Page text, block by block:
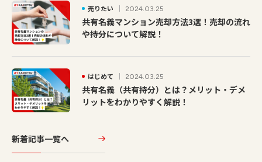
売りたい 2024.03.25
共有名義マンション売却方法3選！売却の流れ
や持分について解説！
はじめて 2024.03.25
共有名義（共有持分）とは？メリット・デメ
リットをわかりやすく解説！
新着記事一覧へ